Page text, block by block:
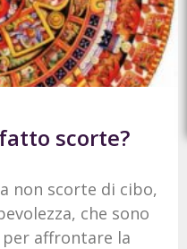
scorte?
non scorte di cibo,
che sono
affrontare la